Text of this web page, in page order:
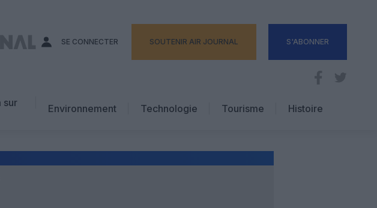
SE CONNECTER SOUTENIR AIR JOURNAL S'ABONNER
sur
Environnement Technologie
Tourisme
Hôtellerie
Histoire